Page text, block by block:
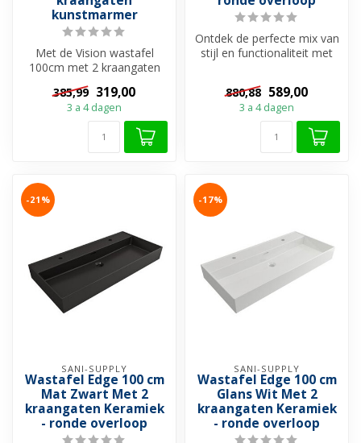
kunstmarmer
Met de Vision wastafel
100cm met 2 kraangaten
functionee...
385,99 319,00
3 a 4 dagen
Ontdek de perfecte mix van
stijl en functionaliteit met
880,88 589,00
3 a 4 dagen
-21%
SANI-SUPPLY
Wastafel Edge 100 cm
Mat Zwart Met 2
kraangaten Keramiek
- ronde overloop
-17%
SANI-SUPPLY
Wastafel Edge 100 cm
Glans Wit Met 2
kraangaten Keramiek
- ronde overloop